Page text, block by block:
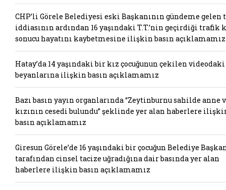
CHP’li Görele Belediyesi eski Başkanının gündeme gelen
iddiasının ardından 16 yaşındaki T.T.’nin geçirdiği trafik
sonucu hayatını kaybetmesine ilişkin basın açıklamamız
Hatay’da 14 yaşındaki bir kız çocuğunun çekilen videodaki
beyanlarına ilişkin basın açıklamamız
Bazı basın yayın organlarında “Zeytinburnu sahilde anne
kızının cesedi bulundu” şeklinde yer alan haberlere
basın açıklamamız
Giresun Görele’de 16 yaşındaki bir çocuğun Belediye
tarafından cinsel tacize uğradığına dair basında yer alan
haberlere ilişkin basın açıklamamız